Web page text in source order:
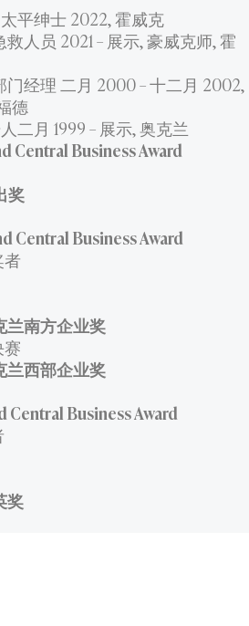
平绅士 2022, 霍威克
人员 2021 – 展示, 豪威克师, 霍
经理 二月 2000 – 十二月 2002,
德
二月 1999 – 展示, 奥克兰
Central Business Award
奖
Central Business Award
兰南方企业奖
兰西部企业奖
Central Business Award
奖